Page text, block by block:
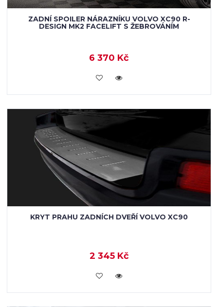
ZADNÍ SPOILER NÁRAZNÍKU VOLVO XC90 R-
DESIGN MK2 FACELIFT S ŽEBROVÁNÍM
6 370 Kč
KOUPIT
KRYT PRAHU ZADNÍCH DVEŘÍ VOLVO XC90
2 345 Kč
KOUPIT